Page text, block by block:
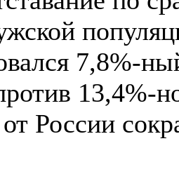
7,8%-
13,4%-
от России